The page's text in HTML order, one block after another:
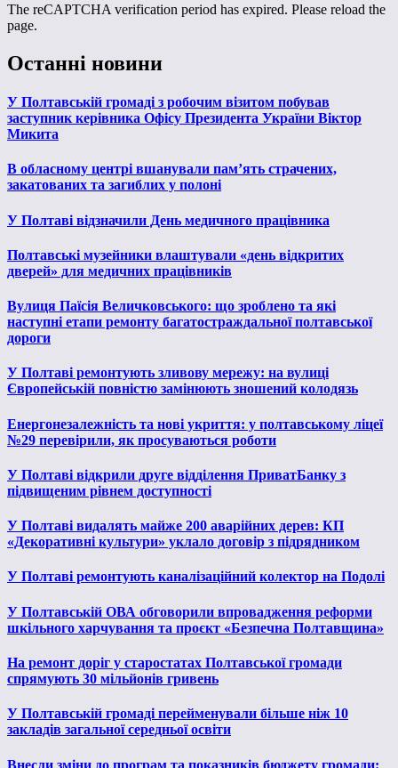
The reCAPTCHA verification period has expired. Please reload the
page.
Останні новини
У Полтавській громаді з робочим візитом побував
заступник керівника Офісу Президента України Віктор
Микита
В обласному центрі вшанували пам’ять страчених,
закатованих та загиблих у полоні
У Полтаві відзначили День медичного працівника
Полтавські музейники влаштували «день відкритих
дверей» для медичних працівників
Вулиця Паїсія Величковського: що зроблено та які
наступні етапи ремонту багатостраждальної полтавської
дороги
У Полтаві ремонтують зливову мережу: на вулиці
Європейській повністю замінюють зношений колодязь
Енергонезалежність та нові укриття: у полтавському ліцеї
№29 перевірили, як просуваються роботи
У Полтаві відкрили друге відділення ПриватБанку з
підвищеним рівнем доступності
У Полтаві видалять майже 200 аварійних дерев: КП
«Декоративні культури» уклало договір з підрядником
У Полтаві ремонтують каналізаційний колектор на Подолі
У Полтавській ОВА обговорили впровадження реформи
шкільного харчування та проєкт «Безпечна Полтавщина»
На ремонт доріг у старостатах Полтавської громади
спрямують 30 мільйонів гривень
У Полтавській громаді перейменували більше ніж 10
закладів загальної середньої освіти
Внесли зміни до програм та показників бюджету громади: